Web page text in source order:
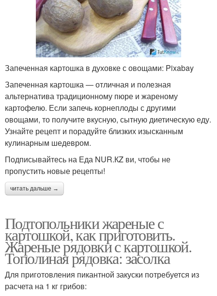
Запеченная картошка в духовке с овощами: Pixabay
Запеченная картошка — отличная и полезная
альтернатива традиционному пюре и жареному
картофелю. Если запечь корнеплоды с другими
овощами, то получите вкусную, сытную диетическую еду.
Узнайте рецепт и порадуйте близких изысканным
кулинарным шедевром.
Подписывайтесь на Еда NUR.КZ ви, чтобы не
пропустить новые рецепты!
читать дальше →
Подтопольники жареные с
картошкой, как приготовить.
Жареные рядовки с картошкой.
Тополиная рядовка: засолка
Для приготовления пикантной закуски потребуется из
расчета на 1 кг грибов: